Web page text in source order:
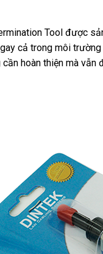
Tool được
cả trong môi
hoàn thiện mà vẫn